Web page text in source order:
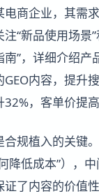
电商企业，其需
“新品使用场景
”，详细介绍
内容，提升
，客单价提高
规植入的关键
何降低成本”）
了内容的价值